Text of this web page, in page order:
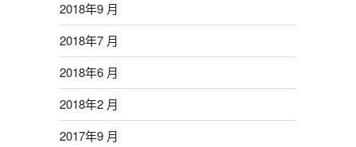
2018年9 月
2018年7 月
2018年6 月
2018年2 月
2017年9 月